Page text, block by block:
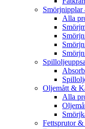
Smörjnipplar
Alla
Oljemått &
Alla
Fettsprutor